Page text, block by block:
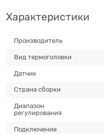
Характеристики
Производитель
Вид термоголовки
Датчик
Страна сборки
Диапазон
регулирования
Подключение